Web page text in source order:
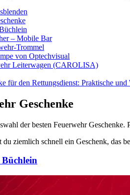
– Mobile Bar
Trommel
von Optechvisual
Leiterwagen (CAROLISA)
für den Rettungsdienst: Praktische
Geschenke
der besten Feuerwehr
ziemlich schnell ein Geschenk, das
Büchlein